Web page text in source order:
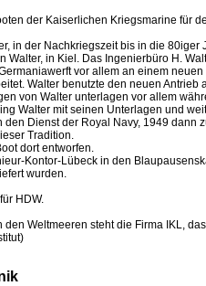
der Kaiserlichen Kriegsmarine für
in der Nachkriegszeit bis in die
Walter, in Kiel. Das Ingenierbüro H.
vor allem an einem
Walter benutzte den neuen Antrieb
von Walter unterlagen vor allem
Walter mit seinen Unterlagen und
Dienst der Royal Navy, 1949 dann
Tradition.
dort entworfen.
Kontor-Lübeck in den
wurden.
HDW.
den Weltmeeren steht die Firma IKL,